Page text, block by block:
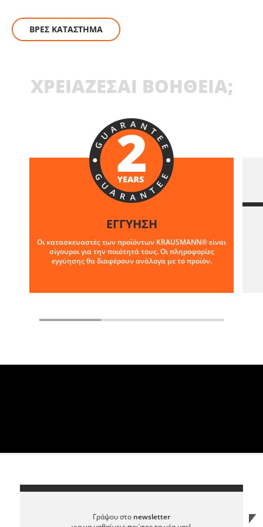
ΒΡΕΣ ΚΑΤΑΣΤΗΜΑ
ΧΡΕΙΑΖΕΣΑΙ ΒΟΗΘΕΙΑ;
ΕΓΓΥΗΣΗ
Οι κατασκευαστές των προϊόντων KRAUSMANN® είναι
σίγουροι για την ποιότητά τους. Οι πληροφορίες
εγγύησης θα διαφέρουν ανάλογα με το προϊόν.
Γράψου στο newsletter